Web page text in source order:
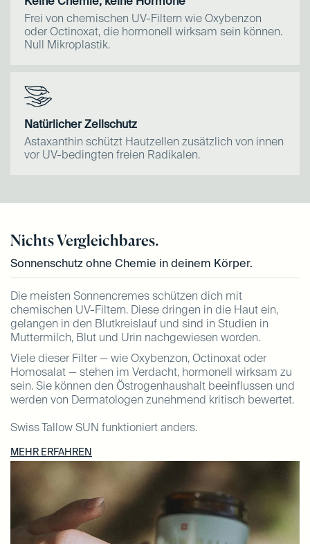
Frei von chemischen UV-Filtern wie Oxybenzon
oder Octinoxat, die hormonell wirksam sein können.
Null Mikroplastik.
Natürlicher Zellschutz
Astaxanthin schützt Hautzellen zusätzlich von innen
vor UV-bedingten freien Radikalen.
Nichts Vergleichbares.
Sonnenschutz ohne Chemie in deinem Körper.
Die meisten Sonnencremes schützen dich mit
chemischen UV-Filtern. Diese dringen in die Haut ein,
gelangen in den Blutkreislauf und sind in Studien in
Muttermilch, Blut und Urin nachgewiesen worden.
Viele dieser Filter — wie Oxybenzon, Octinoxat oder
Homosalat — stehen im Verdacht, hormonell wirksam zu
sein. Sie können den Östrogenhaushalt beeinflussen und
werden von Dermatologen zunehmend kritisch bewertet.
Swiss Tallow SUN funktioniert anders.
MEHR ERFAHREN